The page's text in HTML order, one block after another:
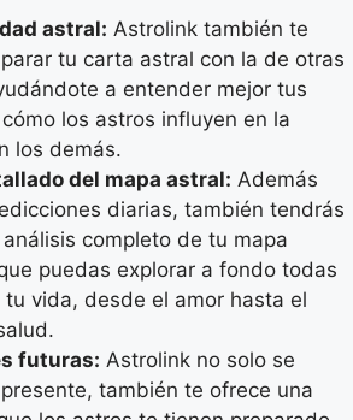
astral: Astrolink también te
tu carta astral con la de otras
a entender mejor tus
los astros influyen en la
los demás.
del mapa astral: Además
diarias, también tendrás
completo de tu mapa
puedas explorar a fondo todas
tu vida, desde el amor hasta el
futuras: Astrolink no solo se
también te ofrece una